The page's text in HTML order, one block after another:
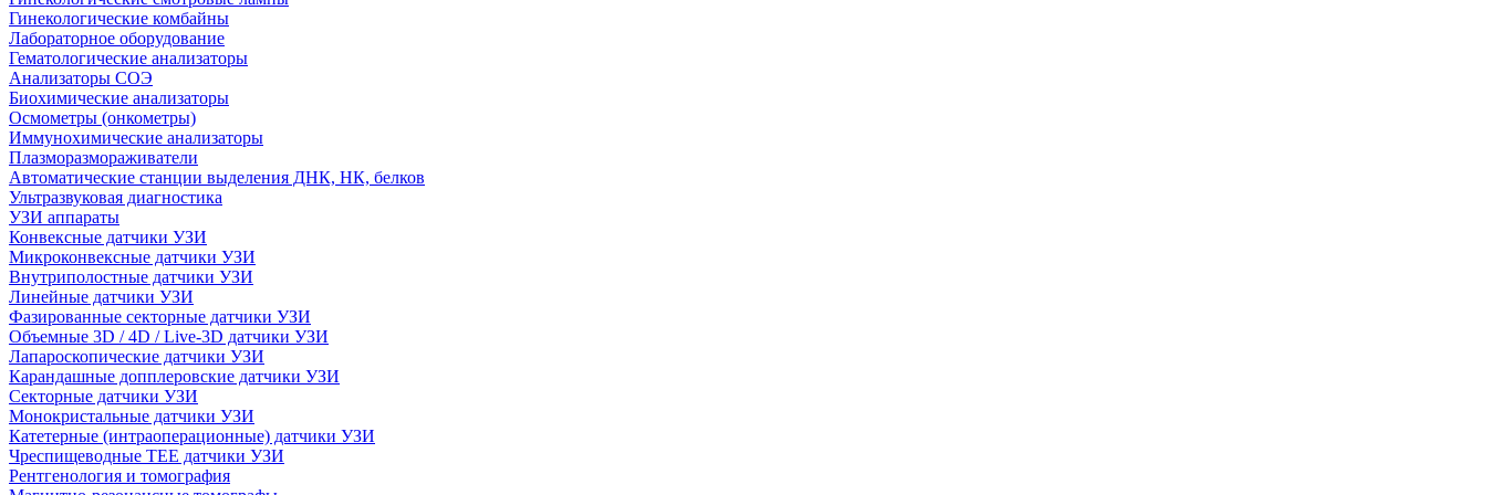
Гинекологические комбайны
Лабораторное оборудование
Гематологические анализаторы
Анализаторы СОЭ
Биохимические анализаторы
Осмометры (онкометры)
Иммунохимические анализаторы
Плазморазмораживатели
Автоматические станции выделения ДНК, НК, белков
Ультразвуковая диагностика
УЗИ аппараты
Конвексные датчики УЗИ
Микроконвексные датчики УЗИ
Внутриполостные датчики УЗИ
Линейные датчики УЗИ
Фазированные секторные датчики УЗИ
Объемные 3D / 4D / Live-3D датчики УЗИ
Лапароскопические датчики УЗИ
Карандашные допплеровские датчики УЗИ
Секторные датчики УЗИ
Монокристальные датчики УЗИ
Катетерные (интраоперационные) датчики УЗИ
Чреспищеводные TEE датчики УЗИ
Рентгенология и томография